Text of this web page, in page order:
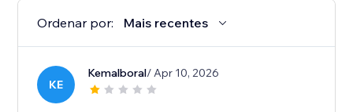
Ordenar por: Mais recentes
KE
Kemalboral/ Apr 10, 2026